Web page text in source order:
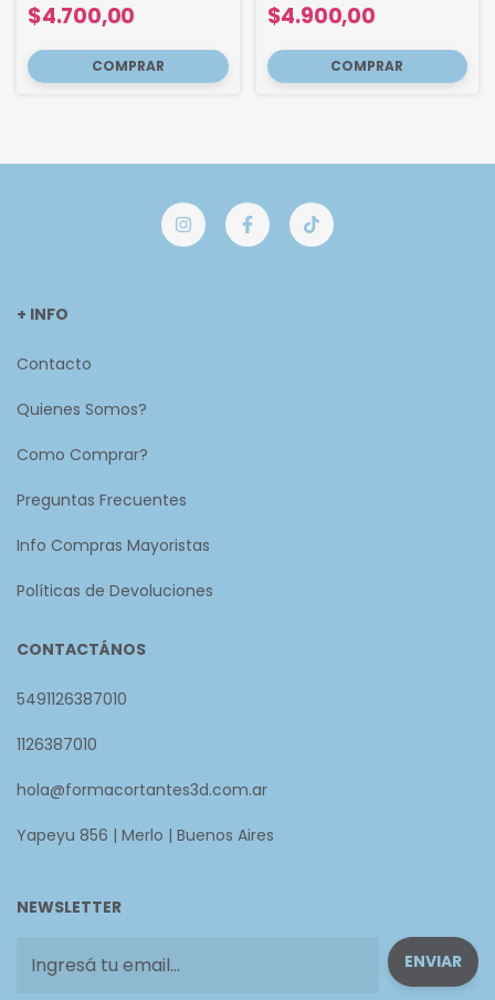
$4.700,00 $4.900,00
+ INFO
Contacto
Quienes Somos?
Como Comprar?
Preguntas Frecuentes
Info Compras Mayoristas
Políticas de Devoluciones
CONTACTÁNOS
5491126387010
1126387010
hola@formacortantes3d.com.ar
Yapeyu 856 | Merlo | Buenos Aires
NEWSLETTER